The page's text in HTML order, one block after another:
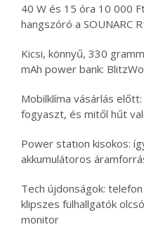
40 W és 15 óra 10 000
hangszóró a SOUNARC
Kicsi, könnyű, 330
mAh power bank:
Mobilklíma vásárlás
fogyaszt, és mitől hűt
Power station kisokos:
akkumulátoros
Tech újdonságok:
klipszes fülhallgatók
monitor